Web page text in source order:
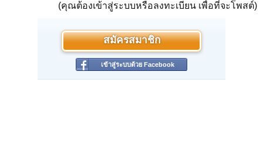
(คุณต้องเข้าสู่ระบบหรือลงทะเบียน เพื่อที่จะโพสต์)
สมัครสมาชิก
เข้าสู่ระบบด้วย Facebook